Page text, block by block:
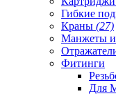
Гибкие
Краны (27)
Манжеты и
Фитинги
Для